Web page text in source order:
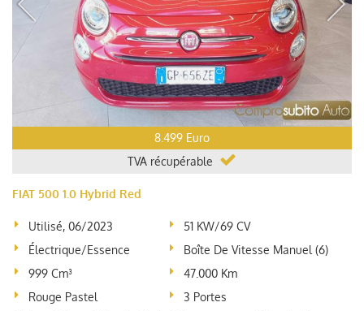
8.499 Euro
TVA récupérable
FIAT 500 1.0 Hybrid Red
Utilisé, 06/2023
51 KW/69 CV
Électrique/essence
Boîte De Vitesse Manuel (6)
999 Cm³
47.000 Km
Rouge Pastel
3 Portes